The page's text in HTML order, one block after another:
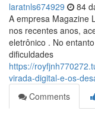
laratnls674929 84
A empresa Magazine
nos recentes anos,
eletrônico . No
dificuldades
https://
virada-digital-e-os-
Comments